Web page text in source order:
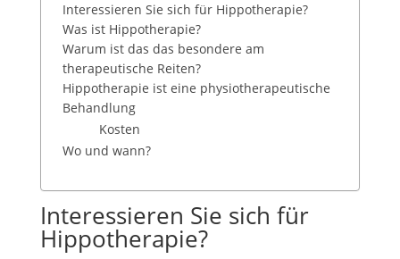
Interessieren Sie sich für Hippotherapie?
Was ist Hippotherapie?
Warum ist das das besondere am
therapeutische Reiten?
Hippotherapie ist eine physiotherapeutische
Behandlung
Kosten
Wo und wann?
Interessieren Sie sich für
Hippotherapie?